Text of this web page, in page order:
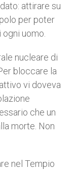
attirare su
per poter
uomo.
nucleare di
bloccare la
vi doveva
che un
morte. Non
nel Tempio